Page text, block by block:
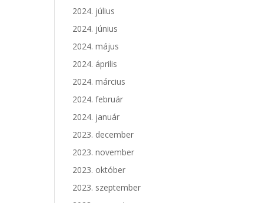
2024. július
2024. június
2024. május
2024. április
2024. március
2024. február
2024. január
2023. december
2023. november
2023. október
2023. szeptember